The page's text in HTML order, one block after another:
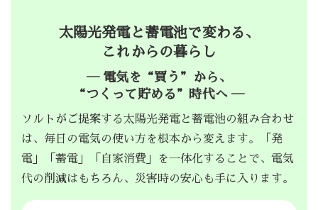
太陽光発電と蓄電池で変わる、
これからの暮らし
― 電気を“買う”から、
“つくって貯める”時代へ ―
ソルトがご提案する太陽光発電と蓄電池の組み合わせ
は、毎日の電気の使い方を根本から変えます。「発
電」「蓄電」「自家消費」を一体化することで、電気
代の削減はもちろん、災害時の安心も手に入ります。